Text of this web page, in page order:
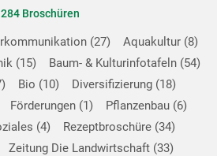
284 Broschüren
27 Aquakultur 8
15 Baum- & Kulturinfotafeln 54
Bio 10 Diversifizierung 18
Förderungen 1 Pflanzenbau 6
4 Rezeptbroschüre 34
Zeitung Die Landwirtschaft 33